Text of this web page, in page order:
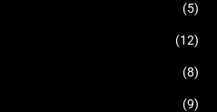
(5)
(12)
(8)
(9)